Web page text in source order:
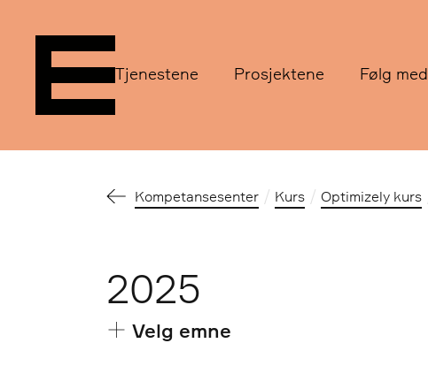
Tjenestene Prosjektene Følg med
Kompetansesenter Kurs Optimizely kurs
2025
Velg emne